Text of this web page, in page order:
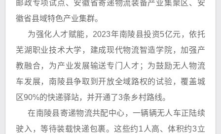
邮政专项试点、安徽省寄递物流装备产业集聚区、安
徽省县域特色产业集群。
为强化人才赋能，2023年南陵县投资5亿元，依托
芜湖职业技术大学，建成现代物流智造学院，加强产
教融合，为产业发展输送专门人才；为鼓励无人物流
车发展，南陵县争取到开放全域路权的试验，覆盖城
区90%的快递驿站，并开通了3条乡村路线。
在南陵县寄递物流共配中心，一辆辆无人车正陆续
驶入，等待装载快递包裹。这些约1人高、体积约3立